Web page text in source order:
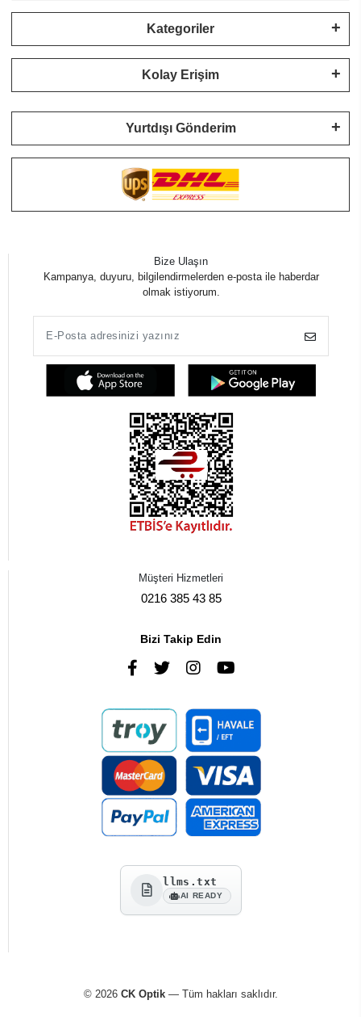
Kategoriler
Kolay Erişim
Yurtdışı Gönderim
Bize Ulaşın
Kampanya, duyuru, bilgilendirmelerden e-posta ile haberdar
olmak istiyorum.
Müşteri Hizmetleri
0216 385 43 85
Bizi Takip Edin
llms.txt
AI READY
© 2026 CK Optik— Tüm hakları saklıdır.